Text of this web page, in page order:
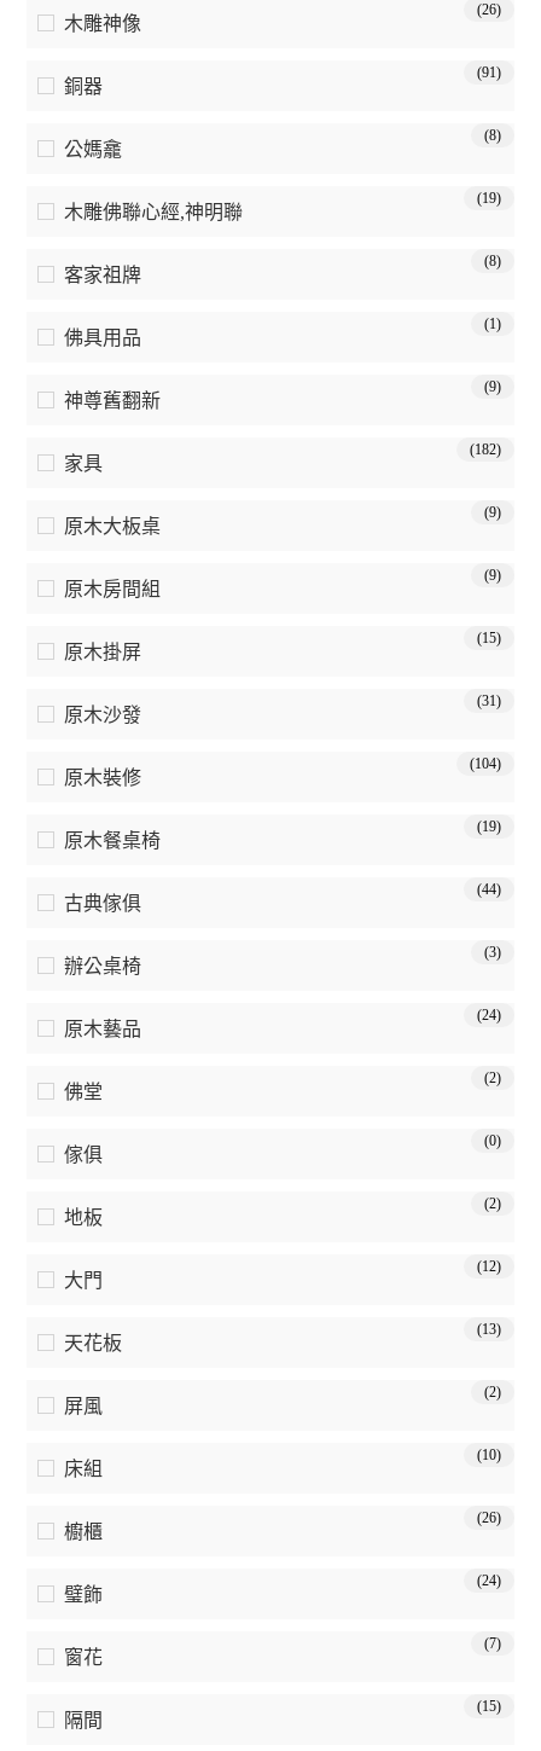
木雕神像
(26)
銅器
(91)
公媽龕
(8)
木雕佛聯心經,神明聯
(19)
客家祖牌
(8)
佛具用品
(1)
神尊舊翻新
(9)
家具
(182)
原木大板桌
(9)
原木房間組
(9)
原木掛屏
(15)
原木沙發
(31)
原木裝修
(104)
原木餐桌椅
(19)
古典傢俱
(44)
辦公桌椅
(3)
原木藝品
(24)
佛堂
(2)
傢俱
(0)
地板
(2)
大門
(12)
天花板
(13)
屏風
(2)
床組
(10)
櫥櫃
(26)
璧飾
(24)
窗花
(7)
隔間
(15)